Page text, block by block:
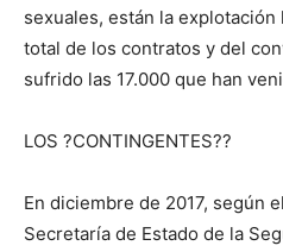
sexuales, están la
total de los contratos y del
sufrido las 17.000 que han
LOS ?CONTINGENTES??
En diciembre de 2017, según
Secretaría de Estado de la